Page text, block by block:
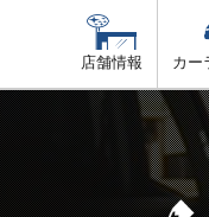
店舗情報
店舗一覧
カー
ービス
トップ